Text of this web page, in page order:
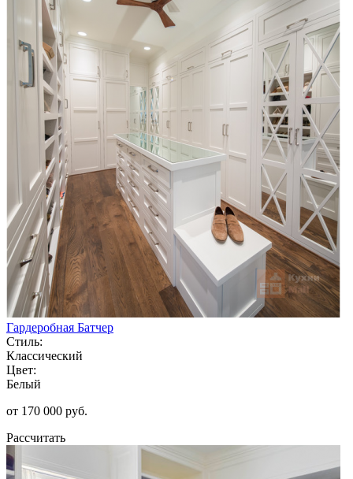
Гардеробная Батчер
Стиль:
Классический
Цвет:
Белый
от 170 000 руб.
Рассчитать